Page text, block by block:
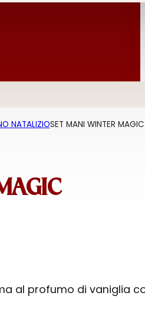
NATALIZIOSET MANI WINTER MAGIC
al profumo di vaniglia